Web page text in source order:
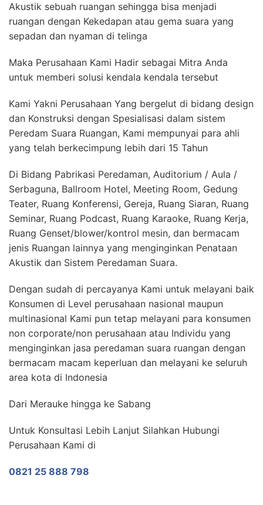
Akustik sebuah ruangan sehingga bisa menjadi
ruangan dengan Kekedapan atau gema suara yang
sepadan dan nyaman di telinga
Maka Perusahaan Kami Hadir sebagai Mitra Anda
untuk memberi solusi kendala kendala tersebut
Kami Yakni Perusahaan Yang bergelut di bidang design
dan Konstruksi dengan Spesialisasi dalam sistem
Peredam Suara Ruangan, Kami mempunyai para ahli
yang telah berkecimpung lebih dari 15 Tahun
Di Bidang Pabrikasi Peredaman, Auditorium / Aula /
Serbaguna, Ballroom Hotel, Meeting Room, Gedung
Teater, Ruang Konferensi, Gereja, Ruang Siaran, Ruang
Seminar, Ruang Podcast, Ruang Karaoke, Ruang Kerja,
Ruang Genset/blower/kontrol mesin, dan bermacam
jenis Ruangan lainnya yang menginginkan Penataan
Akustik dan Sistem Peredaman Suara.
Dengan sudah di percayanya Kami untuk melayani baik
Konsumen di Level perusahaan nasional maupun
multinasional Kami pun tetap melayani para konsumen
non corporate/non perusahaan atau Individu yang
menginginkan jasa peredaman suara ruangan dengan
bermacam macam keperluan dan melayani ke seluruh
area kota di Indonesia
Dari Merauke hingga ke Sabang
Untuk Konsultasi Lebih Lanjut Silahkan Hubungi
Perusahaan Kami di
0821 25 888 798